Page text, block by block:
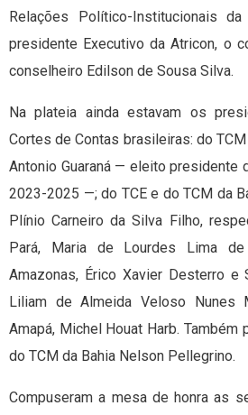
Relações Político-Institucionais
presidente Executivo da Atricon, o
conselheiro Edilson de Sousa Silva.
Na plateia ainda estavam os
Cortes de Contas brasileiras: do
Antonio Guaraná — eleito presidente
2023-2025 —; do TCE e do TCM da
Plínio Carneiro da Silva Filho,
Pará, Maria de Lourdes Lima
Amazonas, Érico Xavier Desterro e
Liliam de Almeida Veloso Nunes
Amapá, Michel Houat Harb. Também
do TCM da Bahia Nelson Pellegrino.
Compuseram a mesa de honra as